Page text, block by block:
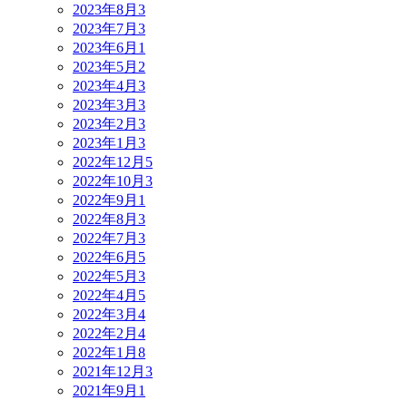
2023年8月 3
2023年7月 3
2023年6月 1
2023年5月 2
2023年4月 3
2023年3月 3
2023年2月 3
2023年1月 3
2022年12月 5
2022年10月 3
2022年9月 1
2022年8月 3
2022年7月 3
2022年6月 5
2022年5月 3
2022年4月 5
2022年3月 4
2022年2月 4
2022年1月 8
2021年12月 3
2021年9月 1